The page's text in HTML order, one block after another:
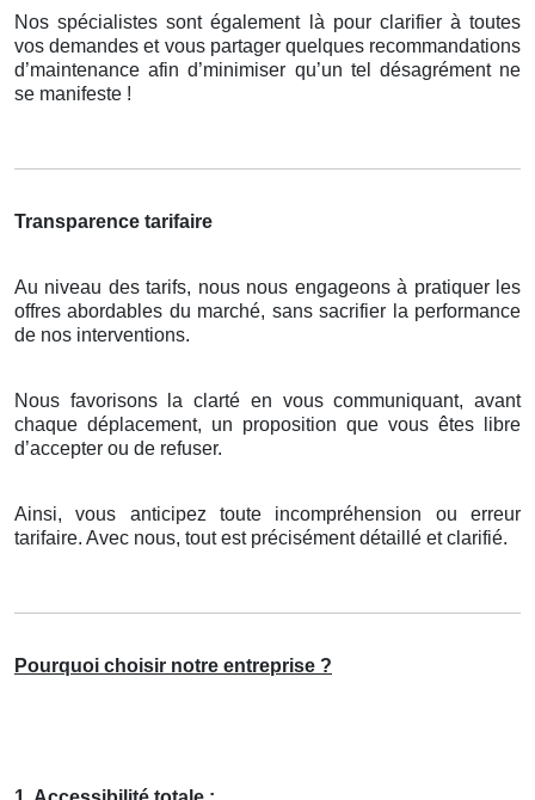
Nos spécialistes sont également là pour clarifier à toutes
vos demandes et vous partager quelques recommandations
d’maintenance afin d’minimiser qu’un tel désagrément ne
se manifeste !
Transparence tarifaire
Au niveau des tarifs, nous nous engageons à pratiquer les
offres abordables du marché, sans sacrifier la performance
de nos interventions.
Nous favorisons la clarté en vous communiquant, avant
chaque déplacement, un proposition que vous êtes libre
d’accepter ou de refuser.
Ainsi, vous anticipez toute incompréhension ou erreur
tarifaire. Avec nous, tout est précisément détaillé et clarifié.
Pourquoi choisir notre entreprise ?